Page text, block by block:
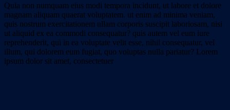
Quia non numquam eius modi tempora incidunt, ut labore et dolore
magnam aliquam quaerat voluptatem. ut enim ad minima veniam,
quis nostrum exercitationem ullam corporis suscipit laboriosam, nisi
ut aliquid ex ea commodi consequatur? quis autem vel eum iure
reprehenderit, qui in ea voluptate velit esse, nihil consequatur, vel
illum, qui dolorem eum fugiat, quo voluptas nulla pariatur? Lorem
ipsum dolor sit amet, consectetuer